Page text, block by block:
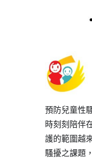
預防兒童性
時刻刻陪伴
護的範圍越
騷擾之課題